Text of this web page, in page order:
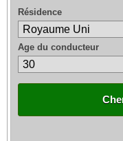
Résidence
Age du conducteur